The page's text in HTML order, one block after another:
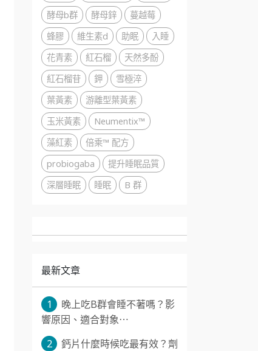
酵母b群
酵母鋅
蔓越莓
蜂膠
維生素d 助眠
入睡
花青素
紅石榴
天然多酚
紅石榴苷
鉀
雪極淬
葉黃素
游離型葉黃素
玉米黃素
Neumentix™
藻紅素
倍乘™ 配方
probiogaba
提升睡眠品質
深層睡眠
睡眠 B 群
最新文章
1
晚上吃B群會睡不著嗎？影
響原因、適合對象⋯
2
鈣片什麼時候吃最有效？劑